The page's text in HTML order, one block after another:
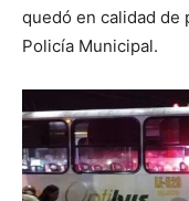
quedó en calidad de
Policía Municipal.